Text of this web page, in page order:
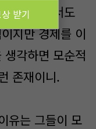
뤄야 하면서도
지만 경제를 이
각하면 모순적
존재이니.
유는 그들이 모
받기